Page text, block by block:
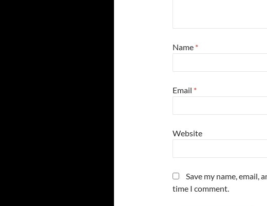
Name *
Email *
Website
Save my name, email,
time I comment.